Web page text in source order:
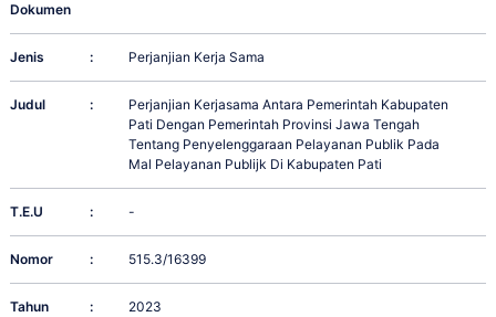
Dokumen
Jenis : Perjanjian Kerja Sama
Judul :
Perjanjian Kerjasama Antara Pemerintah Kabupaten
Pati Dengan Pemerintah Provinsi Jawa Tengah
Tentang Penyelenggaraan Pelayanan Publik Pada
Mal Pelayanan Publijk Di Kabupaten Pati
T.E.U : -
Nomor : 515.3/16399
Tahun
: 2023